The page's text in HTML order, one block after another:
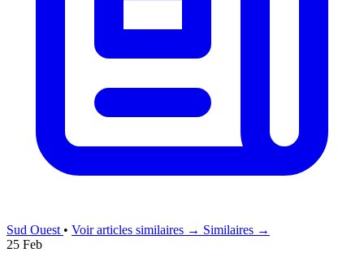
Sud Ouest • Voir articles similaires → Similaires →
25 Feb